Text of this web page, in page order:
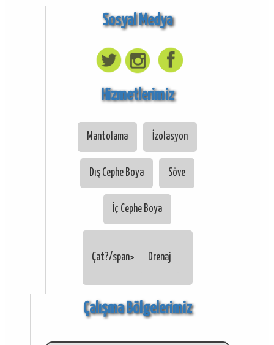
Sosyal Medya
Hizmetlerimiz
Mantolama İzolasyon
Dış Cephe Boya Söve
İç Cephe Boya
Çat?/span> Drenaj
Çalışma Bölgelerimiz